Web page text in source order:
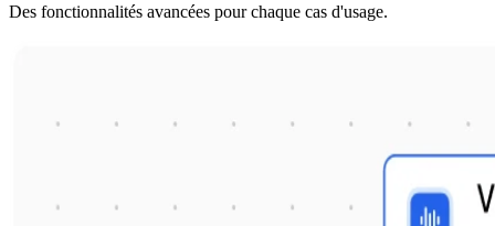
Des fonctionnalités avancées pour chaque cas d'usage.